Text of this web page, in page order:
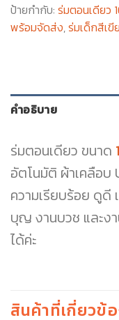
ป้ายกำกับ: ร่มตอนเดียว
พร้อมจัดส่ง,ร่มเด็กสีเขี
คำอธิบาย
ร่มตอนเดียว ขนาด
อัตโนมัติ ผ้าเคลือบ
ความเรียบร้อย ดูดี
บุญ งานบวช และง
ได้ค่ะ
สินค้าที่เกี่ยวข้